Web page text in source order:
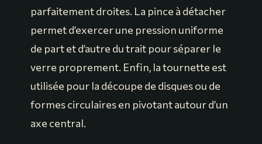
parfaitement droites. La pince à détacher
permet d’exercer une pression uniforme
de part et d’autre du trait pour séparer le
verre proprement. Enfin, la tournette est
utilisée pour la découpe de disques ou de
formes circulaires en pivotant autour d’un
axe central.